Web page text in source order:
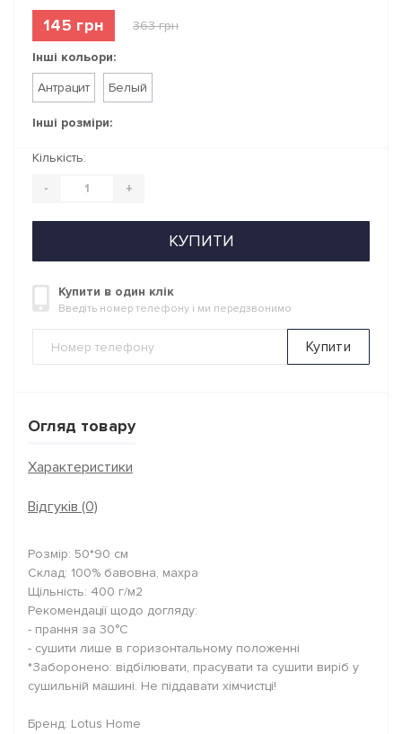
145 грн 363 грн
Інші кольори:
Антрацит
Белый
Інші розміри:
Кількість:
- +
КУПИТИ
Купити в один клік
Введіть номер телефону і ми передзвонимо
Купити
Огляд товару
Характеристики
Відгуків (0)
Розмір: 50*90 см
Склад: 100% бавовна, махра
Щільність: 400 г/м2
Рекомендації щодо догляду:
- прання за 30°C
- сушити лише в горизонтальному положенні
*Заборонено: відбілювати, прасувати та сушити виріб у
сушильній машині. Не піддавати хімчистці!
Бренд: Lotus Home